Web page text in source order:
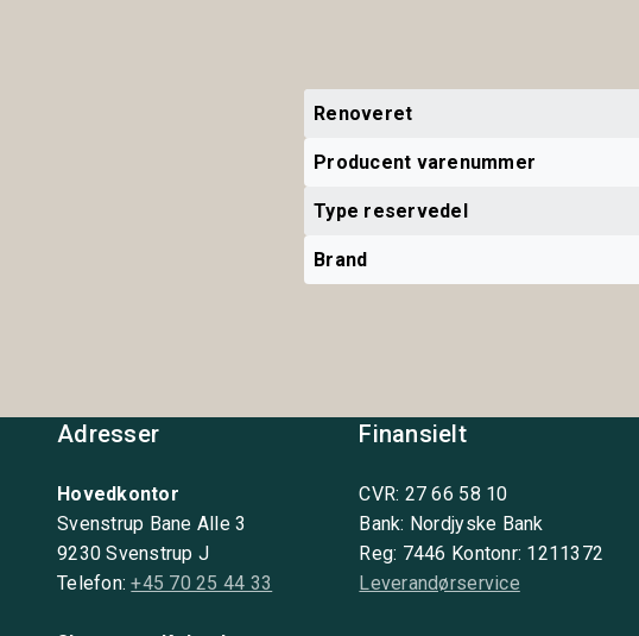
Renoveret
Producent varenummer
Type reservedel
Brand
Adresser
Hovedkontor
Svenstrup Bane Alle 3
9230 Svenstrup J
Telefon:+45 70 25 44 33
Finansielt
CVR: 27 66 58 10
Bank: Nordjyske Bank
Reg: 7446 Kontonr: 1211372
Leverandørservice